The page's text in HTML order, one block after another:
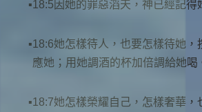
18:5因她的罪惡滔天，神已經記得
18:6她怎樣待人，也要怎樣待她，
應她；用她調酒的杯加倍調給她喝
18:7她怎樣榮耀自己，怎樣奢華，